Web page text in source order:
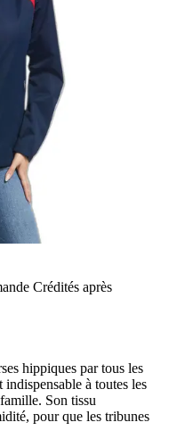
Crédités après
hippiques par tous les
indispensable à toutes les
Son tissu
pour que les tribunes